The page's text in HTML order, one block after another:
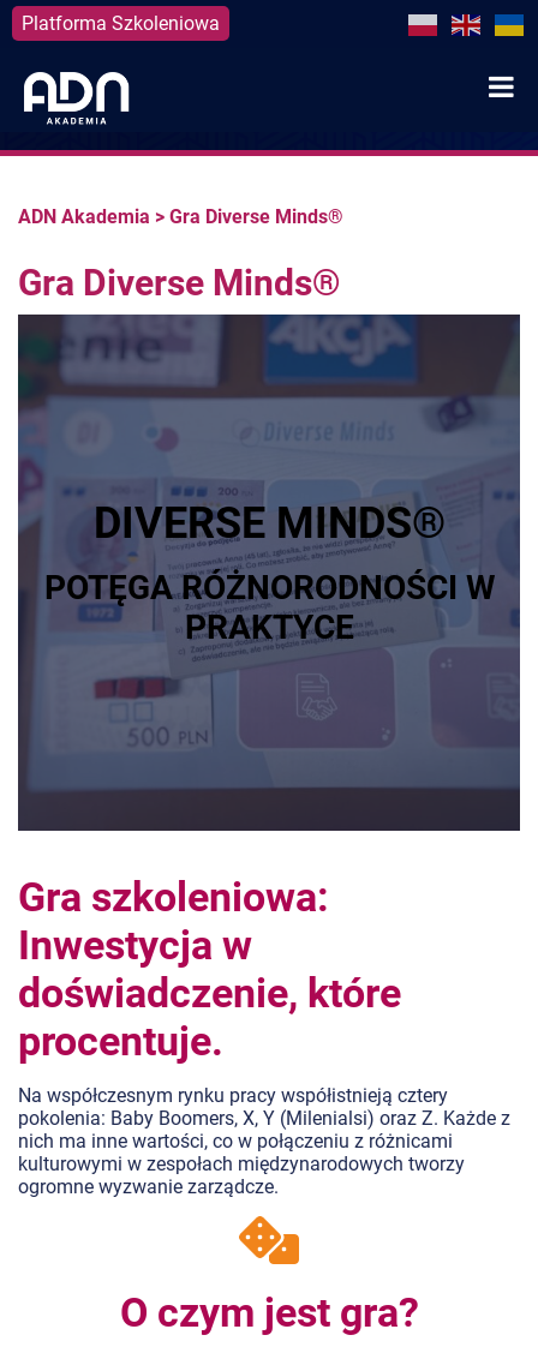
Platforma Szkoleniowa
content
ADN Akademia > Gra Diverse Minds®
Gra Diverse Minds®
DIVERSE MINDS®
POTĘGA RÓŻNORODNOŚCI W
PRAKTYCE
Gra szkoleniowa:
Inwestycja w
doświadczenie, które
procentuje.
Na współczesnym rynku pracy współistnieją cztery
pokolenia: Baby Boomers, X, Y (Milenialsi) oraz Z. Każde z
nich ma inne wartości, co w połączeniu z różnicami
kulturowymi w zespołach międzynarodowych tworzy
ogromne wyzwanie zarządcze.
O czym jest gra?